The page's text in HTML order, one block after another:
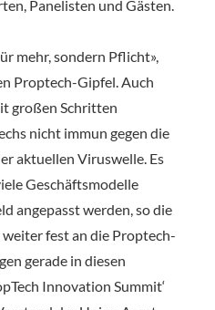
Panelisten und Gästen.
mehr, sondern Pflicht»,
Proptech-Gipfel. Auch
großen Schritten
nicht immun gegen die
aktuellen Viruswelle. Es
Geschäftsmodelle
angepasst werden, so die
fest an die Proptech-
gerade in diesen
Innovation Summit‘